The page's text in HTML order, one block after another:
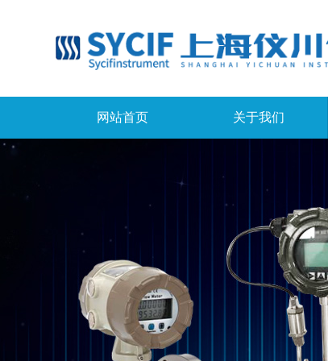
网站首页 关于我们